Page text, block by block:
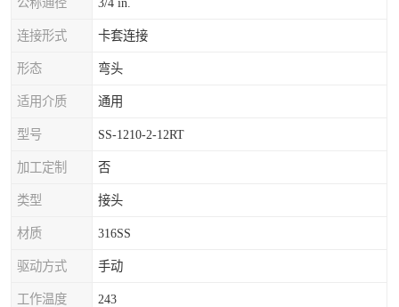
连接形式 卡套连接
形态 弯头
适用介质 通用
型号 SS-1210-2-12RT
加工定制 否
类型 接头
材质 316SS
驱动方式 手动
工作温度 243